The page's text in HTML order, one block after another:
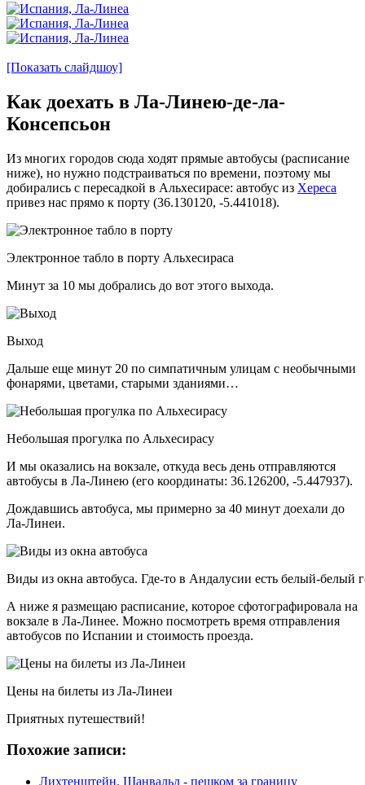
[Показать слайдшоу]
Как доехать в Ла-Линею-де-ла-
Консепсьон
Из многих городов сюда ходят прямые автобусы (расписание
ниже), но нужно подстраиваться по времени, поэтому мы
добирались с пересадкой в Альхесирасе: автобус из Хереса
привез нас прямо к порту (36.130120, -5.441018).
Электронное табло в порту Альхесираса
Минут за 10 мы добрались до вот этого выхода.
Выход
Дальше еще минут 20 по симпатичным улицам с необычными
фонарями, цветами, старыми зданиями…
Небольшая прогулка по Альхесирасу
И мы оказались на вокзале, откуда весь день отправляются
автобусы в Ла-Линею (его координаты: 36.126200, -5.447937).
Дождавшись автобуса, мы примерно за 40 минут доехали до
Ла-Линеи.
Виды из окна автобуса. Где-то в Андалусии есть белый-белый
А ниже я размещаю расписание, которое сфотографировала на
вокзале в Ла-Линее. Можно посмотреть время отправления
автобусов по Испании и стоимость проезда.
Цены на билеты из Ла-Линеи
Приятных путешествий!
Похожие записи:
Лихтенштейн. Шанвальд - пешком за границу